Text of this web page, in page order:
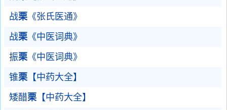
战栗《张氏医通》
战栗《中医词典》
振栗《中医词典》
锥栗【中药大全】
矮醋栗【中药大全】